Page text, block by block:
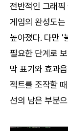
전반적인 그래
게임의 완성도
높아졌다. 다만 '
필요한 단계로
막 표기와 효과
젝트를 조작할
선의 남은 부분